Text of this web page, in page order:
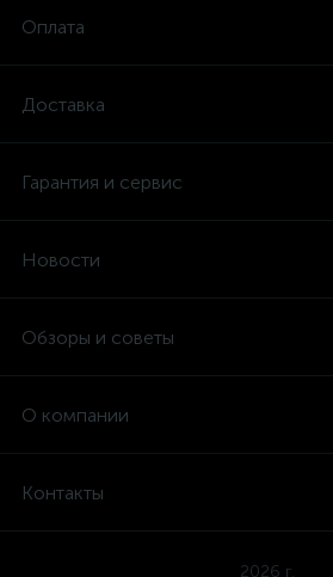
Оплата
Доставка
Гарантия и сервис
Новости
Обзоры и советы
О компании
Контакты
2026 г.